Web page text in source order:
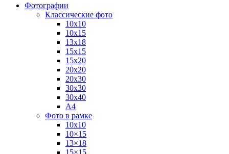
Фотографии
Классические фото
10х10
10х15
13х18
15х15
15х20
20х20
20х30
30х30
30х40
А4
Фото в рамке
10х10
10×15
13×18
15×15